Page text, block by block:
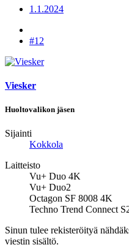
1.1.2024
#12
Viesker
Huoltovalikon jäsen
Sijainti
Kokkola
Laitteisto
Vu+ Duo 4K
Vu+ Duo2
Octagon SF 8008 4K
Techno Trend Connect
Sinun tulee rekisteröityä
viestin sisältö.